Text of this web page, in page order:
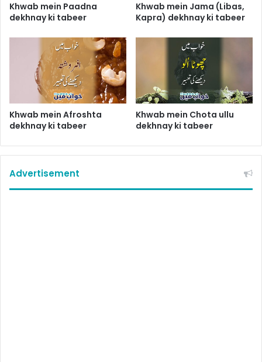
Khwab mein Paadna
dekhnay ki tabeer
Khwab mein Jama (Libas,
Kapra) dekhnay ki tabeer
Khwab mein Afroshta
dekhnay ki tabeer
Khwab mein Chota ullu
dekhnay ki tabeer
Advertisement